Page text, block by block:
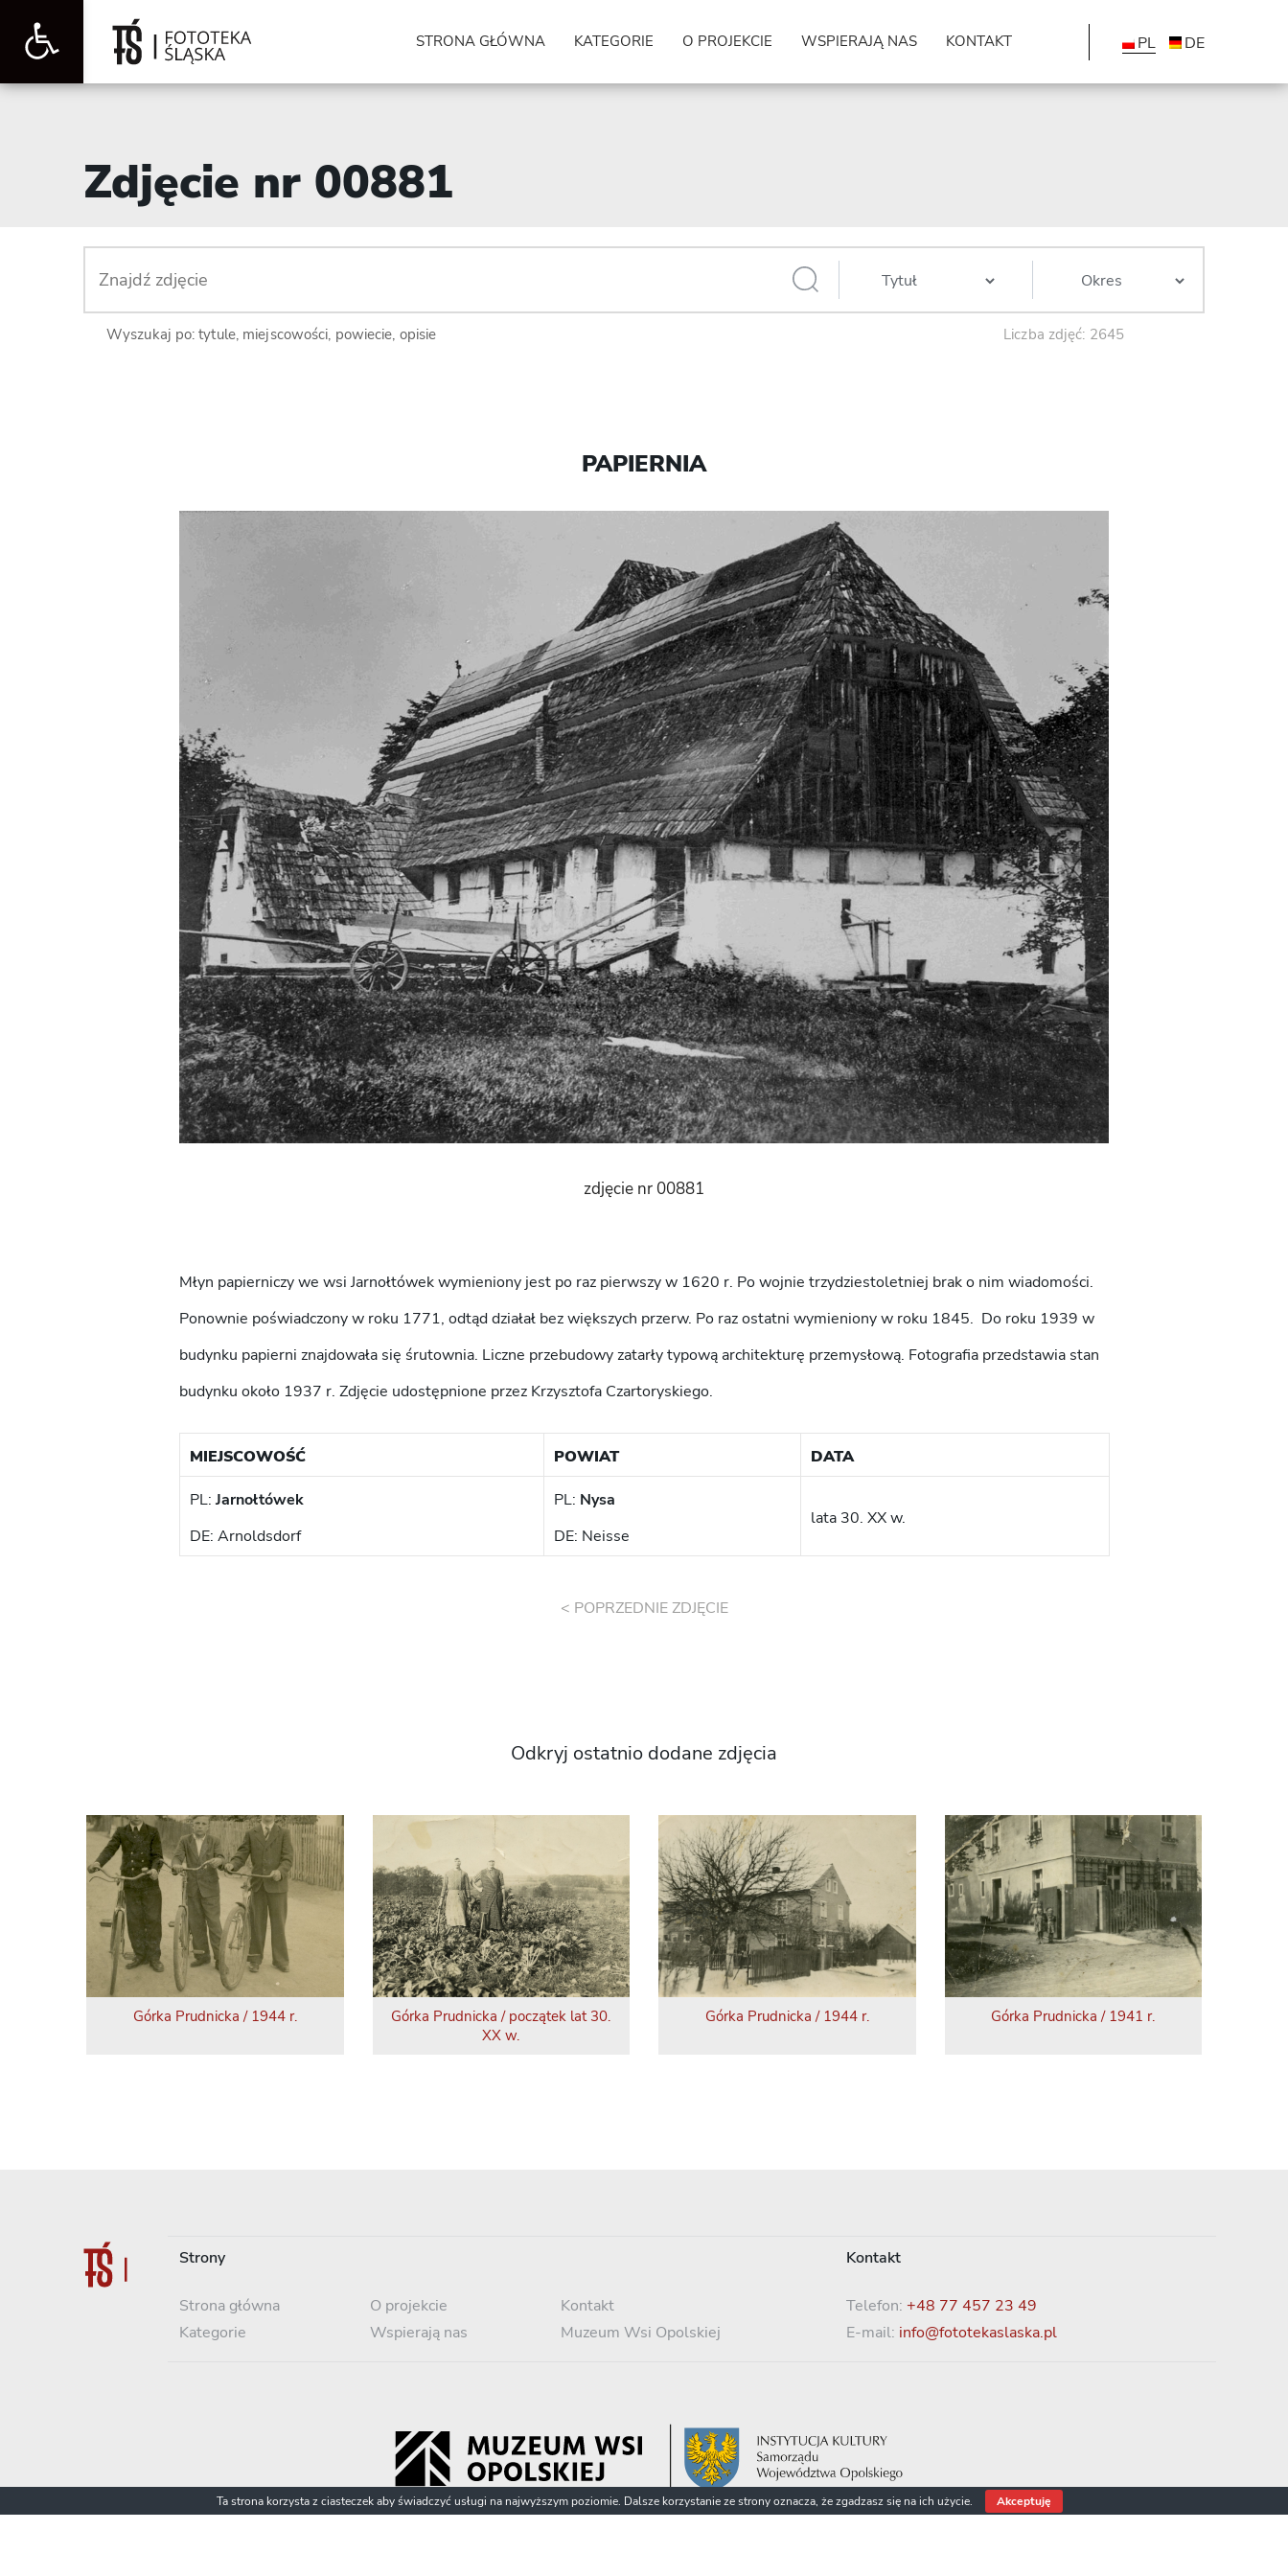
Otwórz
narzędzi
STRONA GŁÓWNA KATEGORIE O PROJEKCIE WSPIERAJĄ NAS KONTAKT PL DE
Zdjęcie nr 00881
Wyszukaj po: tytule, miejscowości, powiecie, opisie Liczba zdjęć: 2645
PAPIERNIA
zdjęcie nr 00881
Młyn papierniczy we wsi Jarnołtówek wymieniony jest po raz pierwszy w 1620 r. Po wojnie trzydziestoletniej brak o nim wiadomości.
Ponownie poświadczony w roku 1771, odtąd działał bez większych przerw. Po raz ostatni wymieniony w roku 1845. Do roku 1939 w
budynku papierni znajdowała się śrutownia. Liczne przebudowy zatarły typową architekturę przemysłową. Fotografia przedstawia stan
budynku około 1937 r. Zdjęcie udostępnione przez Krzysztofa Czartoryskiego.
MIEJSCOWOŚĆ POWIAT DATA
PL: Jarnołtówek
DE: Arnoldsdorf
PL: Nysa
DE: Neisse
lata 30. XX w.
< POPRZEDNIE ZDJĘCIE
Odkryj ostatnio dodane zdjęcia
Górka Prudnicka / 1944 r.
Górka Prudnicka / początek lat 30.
XX w.
Górka Prudnicka / 1944 r. Górka Prudnicka / 1941 r.
Strony
Strona główna
Kategorie
O projekcie
Wspierają nas
Kontakt
Muzeum Wsi Opolskiej
Kontakt
Telefon: +48 77 457 23 49
E-mail: info@fototekaslaska.pl
© 2022 Fototeka Śląska / Muzeum Wsi Opolskiej
Ta strona korzysta z ciasteczek aby świadczyć usługi na najwyższym poziomie. Dalsze korzystanie ze strony oznacza, że zgadzasz się na ich użycie. Akceptuję